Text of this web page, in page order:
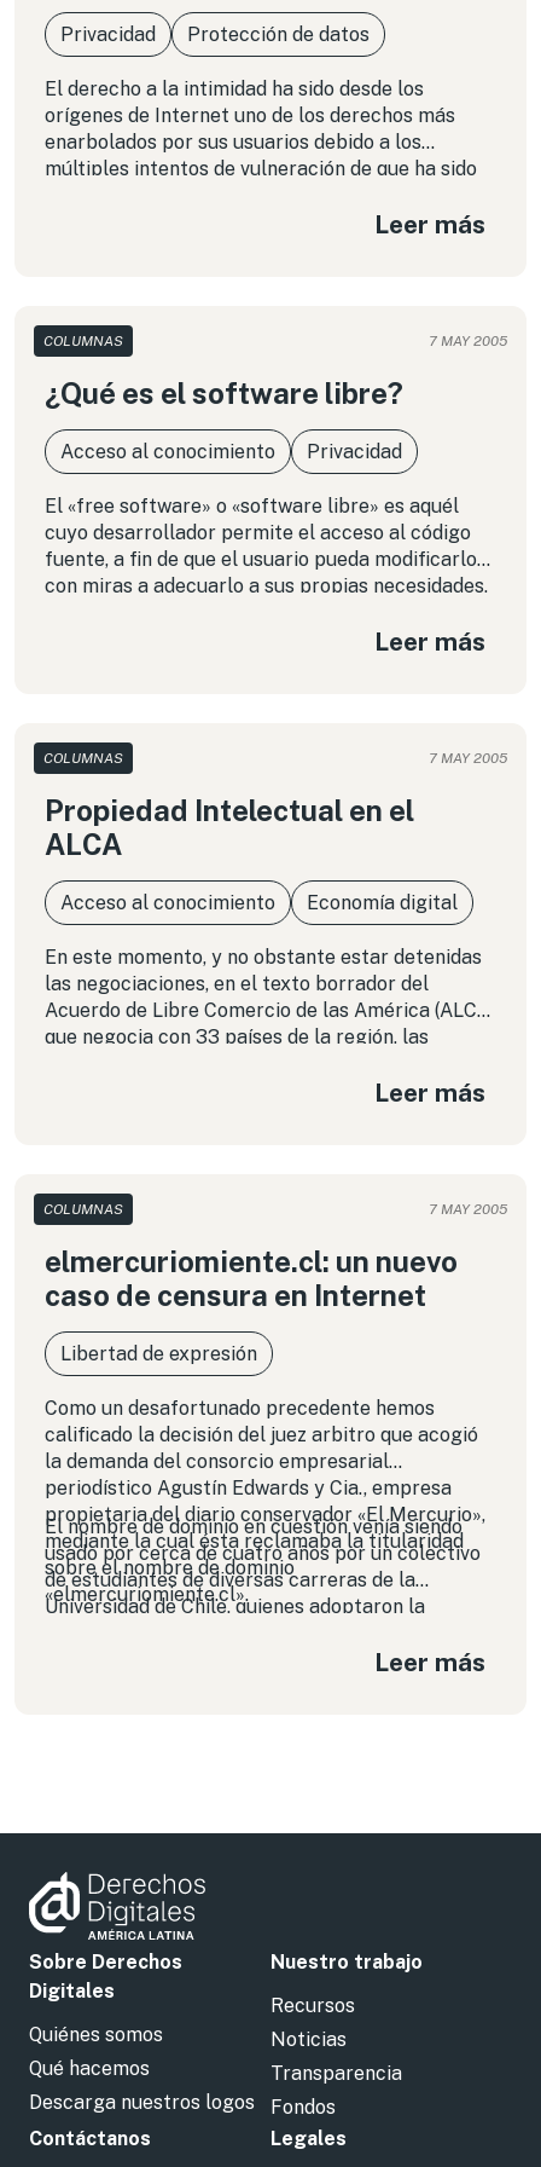
legislación interna».
Privacidad Protección de datos
El derecho a la intimidad ha sido desde los
orígenes de Internet uno de los derechos más
enarbolados por sus usuarios debido a los
múltiples intentos de vulneración de que ha sido
conocimiento en nuestro país dice relación con
menos autorización por parte de los afectados.
Leer más
COLUMNAS 7 MAY 2005
¿Qué es el software libre?
Acceso al conocimiento Privacidad
El «free software» o «software libre» es aquél
cuyo desarrollador permite el acceso al código
fuente, a fin de que el usuario pueda modificarlo
con miras a adecuarlo a sus propias necesidades,
al usuario de los libertades que la licencia le
permitir la adopción de soluciones técnicas
apropiadas. En los hechos, ambas opciones
suponen brindar acceso al código fuente, aun
cuando para unos ello es imprescindible para
garantizar nuestras libertades y para otros ello
sea resultado de la solución técnica más
apropiada.
Leer más
COLUMNAS 7 MAY 2005
Propiedad Intelectual en el
ALCA
Acceso al conocimiento Economía digital
En este momento, y no obstante estar detenidas
las negociaciones, en el texto borrador del
Acuerdo de Libre Comercio de las América (ALCA)
que negocia con 33 países de la región, las
son incluso más abusivas y restrictivas que la
Leer más
COLUMNAS 7 MAY 2005
elmercuriomiente.cl: un nuevo
caso de censura en Internet
Libertad de expresión
Como un desafortunado precedente hemos
calificado la decisión del juez arbitro que acogió
la demanda del consorcio empresarial
periodístico Agustín Edwards y Cia., empresa
propietaria del diario conservador «El Mercurio»,
mediante la cual ésta reclamaba la titularidad
sobre el nombre de dominio
«elmercuriomiente.cl».
El nombre de dominio en cuestión venía siendo
usado por cerca de cuatro años por un colectivo
de estudiantes de diversas carreras de la
Universidad de Chile, quienes adoptaron la
reforma universitaria de 1967 como un medio de
Leer más
Sobre Derechos
Digitales
Quiénes somos
Qué hacemos
Descarga nuestros logos
Nuestro trabajo
Recursos
Noticias
Transparencia
Fondos
Contáctanos
Legales